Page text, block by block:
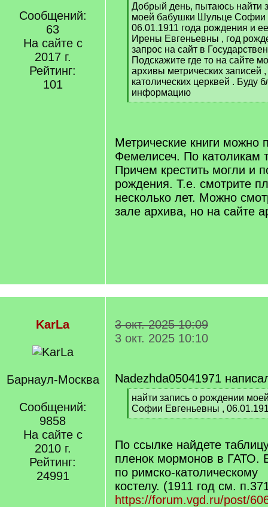
Сообщений:
63
На сайте с
2017 г.
Рейтинг:
101
[
q
]
Добрый день, пытаюсь найти
моей бабушки Шульце Софии
06.01.1911 года рождения и
Ирены Евгеньевны , год
запрос на сайт в
Подскажите где то на сайте
архивы метрических записей ,
католических церквей . Буду
информацию
[
Метрические книги можно
Фемелисеч. По католикам
Причем крестить могли и
рождения. Т.е. смотрите
несколько лет. Можно
зале архива, но на сайте
KarLa
Барнаул-Москва
Сообщений:
9858
На сайте с
2010 г.
Рейтинг:
24991
3 окт. 2025 10:09
3 окт. 2025 10:10
Nadezhda05041971
[
q
]
найти запись о рождении
Софии Евгеньевны ,
[
q
По ссылке найдете
пленок мормонов в ГАТО.
по римско-католическому
костелу. (1911 год см.
https://forum.vgd.ru/post/